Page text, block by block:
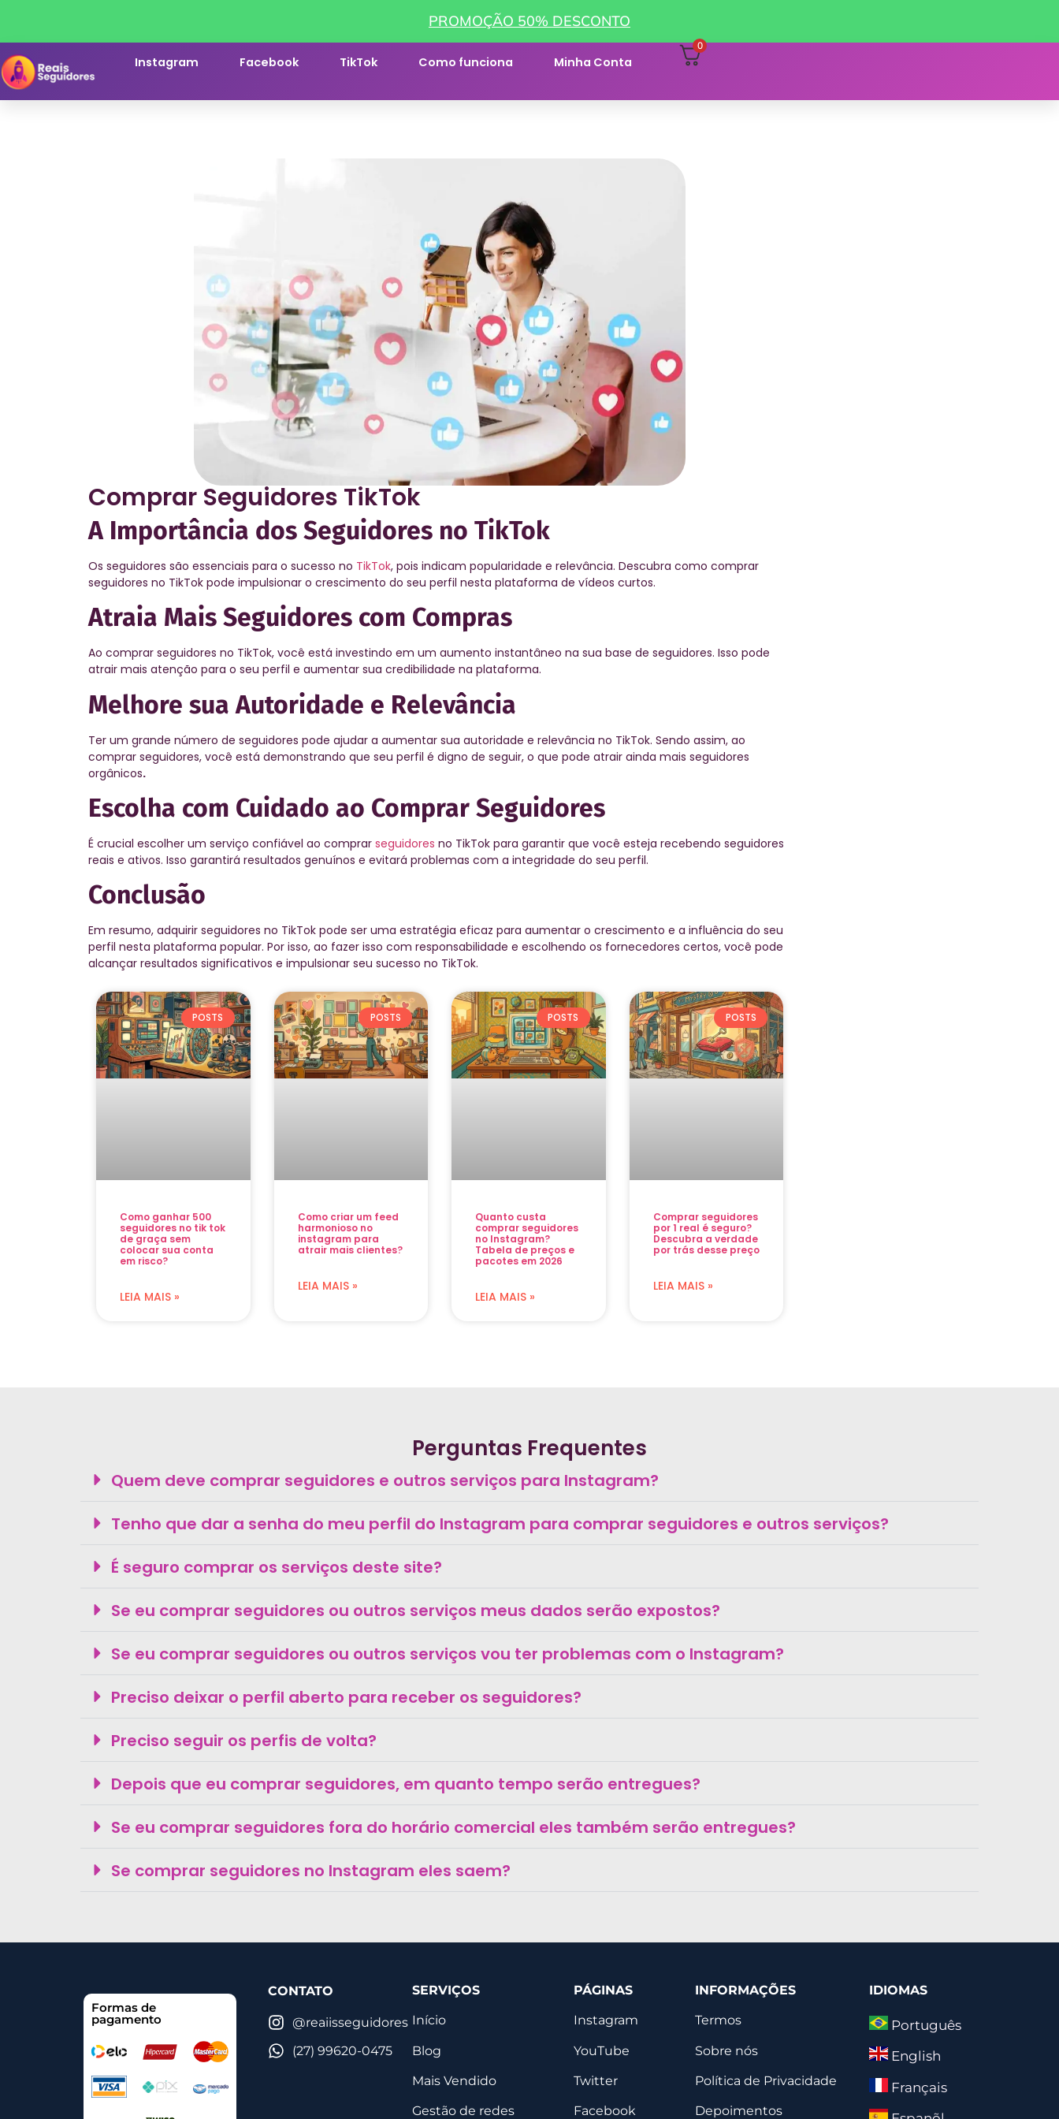
PROMOÇÃO 50% DESCONTO
Instagram Facebook TikTok Como funciona Minha Conta
0
Comprar Seguidores TikTok
A Importância dos Seguidores no TikTok
Os seguidores são essenciais para o sucesso no TikTok, pois indicam popularidade e relevância. Descubra como comprar
seguidores no TikTok pode impulsionar o crescimento do seu perfil nesta plataforma de vídeos curtos.
Atraia Mais Seguidores com Compras
Ao comprar seguidores no TikTok, você está investindo em um aumento instantâneo na sua base de seguidores. Isso pode
atrair mais atenção para o seu perfil e aumentar sua credibilidade na plataforma.
Melhore sua Autoridade e Relevância
Ter um grande número de seguidores pode ajudar a aumentar sua autoridade e relevância no TikTok. Sendo assim, ao
comprar seguidores, você está demonstrando que seu perfil é digno de seguir, o que pode atrair ainda mais seguidores
orgânicos.
Escolha com Cuidado ao Comprar Seguidores
É crucial escolher um serviço confiável ao comprar seguidores no TikTok para garantir que você esteja recebendo seguidores
reais e ativos. Isso garantirá resultados genuínos e evitará problemas com a integridade do seu perfil.
Conclusão
Em resumo, adquirir seguidores no TikTok pode ser uma estratégia eficaz para aumentar o crescimento e a influência do seu
perfil nesta plataforma popular. Por isso, ao fazer isso com responsabilidade e escolhendo os fornecedores certos, você pode
alcançar resultados significativos e impulsionar seu sucesso no TikTok.
POSTS
Como ganhar 500
seguidores no tik tok
de graça sem
colocar sua conta
em risco?
LEIA MAIS »
POSTS
Como criar um feed
harmonioso no
instagram para
atrair mais clientes?
LEIA MAIS »
POSTS
Quanto custa
comprar seguidores
no Instagram?
Tabela de preços e
pacotes em 2026
LEIA MAIS »
POSTS
Comprar seguidores
por 1 real é seguro?
Descubra a verdade
por trás desse preço
LEIA MAIS »
Perguntas Frequentes
Quem deve comprar seguidores e outros serviços para Instagram?
Tenho que dar a senha do meu perfil do Instagram para comprar seguidores e outros serviços?
É seguro comprar os serviços deste site?
Se eu comprar seguidores ou outros serviços meus dados serão expostos?
Se eu comprar seguidores ou outros serviços vou ter problemas com o Instagram?
Preciso deixar o perfil aberto para receber os seguidores?
Preciso seguir os perfis de volta?
Depois que eu comprar seguidores, em quanto tempo serão entregues?
Se eu comprar seguidores fora do horário comercial eles também serão entregues?
Se comprar seguidores no Instagram eles saem?
Formas de
pagamento
CONTATO
@reaiisseguidores
(27) 99620-0475
SERVIÇOS
Início
Blog
Mais Vendido
Gestão de redes
PÁGINAS
Instagram
YouTube
Twitter
Facebook
INFORMAÇÕES
Termos
Sobre nós
Política de Privacidade
Depoimentos
IDIOMAS
Português
English
Français